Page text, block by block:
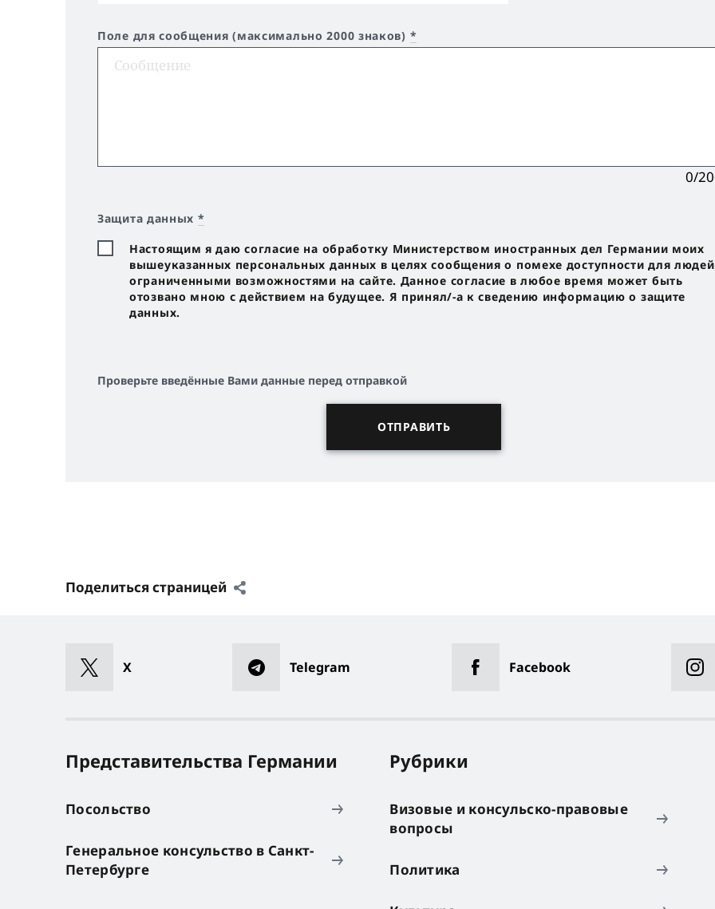
Поле для сообщения (максимально 2000 знаков) *
0/
Защита данных *
Настоящим я даю согласие на обработку Министерством иностранных дел Германии моих
вышеуказанных персональных данных в целях сообщения о помехе доступности для
ограниченными возможностями на сайте. Данное согласие в любое время может быть
отозвано мною с действием на будущее. Я принял/-a к сведению информацию о защите
данных.
Проверьте введённые Вами данные перед отправкой
Поделиться страницей
X Telegram Facebook
Представительства Германии
Посольство
Генеральное консульство в Санкт-
Петербурге
Рубрики
Визовые и консульско-правовые
вопросы
Политика